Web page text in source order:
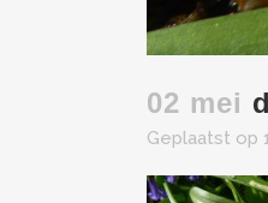
02 mei
Geplaatst op